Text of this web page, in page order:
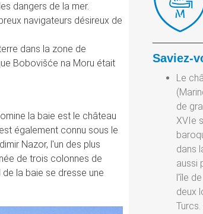
dangers de la mer.
navigateurs désireux de
dans la zone de
Bobovišće na Moru était
la baie est le château
également connu sous le
Nazor, l'un des plus
de trois colonnes de
la baie se dresse une
Saviez-
Le
de
XVIe
dans
aussi
l'île
deux